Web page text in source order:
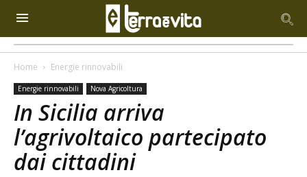
Home Energie rinnovabili
Energie rinnovabili Nova Agricoltura
In Sicilia arriva
l’agrivoltaico partecipato
dai cittadini